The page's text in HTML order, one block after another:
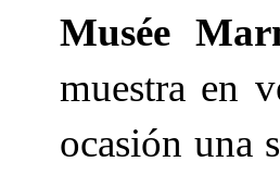
Musée
muestra en
ocasión una